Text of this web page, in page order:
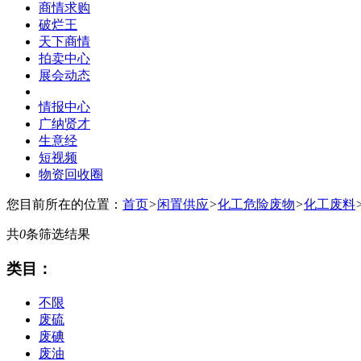
商情求购
破烂王
天下商情
拍卖中心
展会动态
情报中心
广纳贤才
生意经
短视频
物资回收圈
您目前所在的位置： 首页>闲置供应>化工危险废物>化工废料
共0条筛选结果
类目：
不限
废硫
废碘
废油